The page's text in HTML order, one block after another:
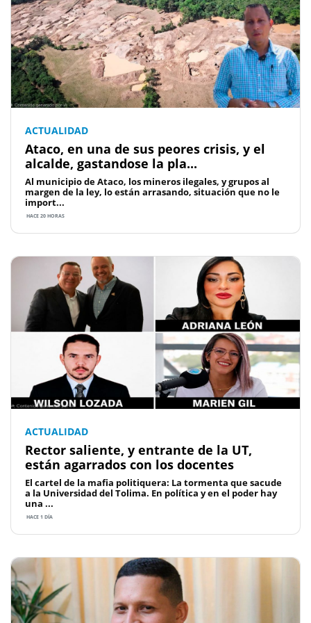
ACTUALIDAD
Ataco, en una de sus peores crisis, y el
alcalde, gastandose la pla...
Al municipio de Ataco, los mineros ilegales, y grupos al
margen de la ley, lo están arrasando, situación que no le
import...
HACE 20 HORAS
ACTUALIDAD
Rector saliente, y entrante de la UT,
están agarrados con los docentes
El cartel de la mafia politiquera: La tormenta que sacude
a la Universidad del Tolima. En política y en el poder hay
una ...
HACE 1 DÍA